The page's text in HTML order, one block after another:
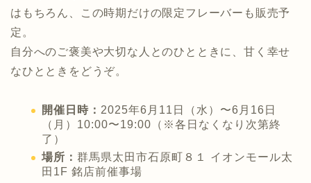
はもちろん、この時期だけの限定フレーバーも販売予
定。
自分へのご褒美や大切な人とのひとときに、甘く幸せ
なひとときをどうぞ。
開催日時： 2025年6月11日（水）〜6月16日
（月）10:00〜19:00（※各日なくなり次第終
了）
場所： 群馬県太田市石原町８１ イオンモール太
田1F 銘店前催事場